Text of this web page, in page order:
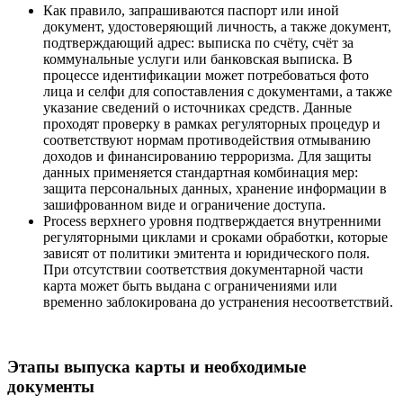
Как правило, запрашиваются паспорт или иной
документ, удостоверяющий личность, а также документ,
подтверждающий адрес: выписка по счёту, счёт за
коммунальные услуги или банковская выписка. В
процессе идентификации может потребоваться фото
лица и селфи для сопоставления с документами, а также
указание сведений о источниках средств. Данные
проходят проверку в рамках регуляторных процедур и
соответствуют нормам противодействия отмыванию
доходов и финансированию терроризма. Для защиты
данных применяется стандартная комбинация мер:
защита персональных данных, хранение информации в
зашифрованном виде и ограничение доступа.
Process верхнего уровня подтверждается внутренними
регуляторными циклами и сроками обработки, которые
зависят от политики эмитента и юридического поля.
При отсутствии соответствия документарной части
карта может быть выдана с ограничениями или
временно заблокирована до устранения несоответствий.
Этапы выпуска карты и необходимые
документы